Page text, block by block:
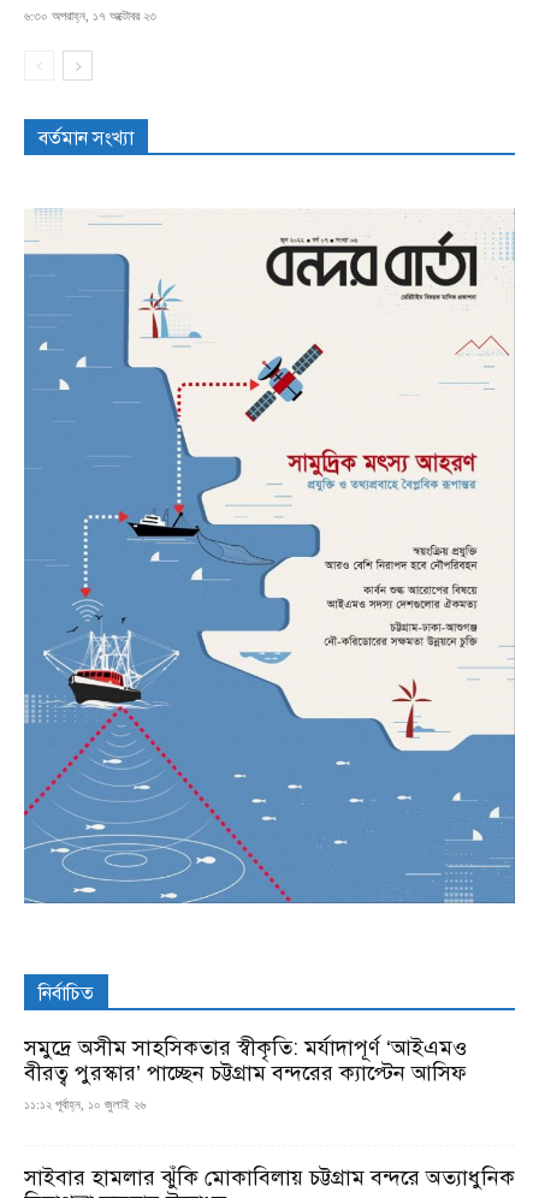
৬:৩০ অপরাহ্ন, ১৭ অক্টোবর ২৩
বর্তমান সংখ্যা
নির্বাচিত
সমুদ্রে অসীম সাহসিকতার স্বীকৃতি: মর্যাদাপূর্ণ ‘আইএমও
বীরত্ব পুরস্কার’ পাচ্ছেন চট্টগ্রাম বন্দরের ক্যাপ্টেন আসিফ
১১:১২ পূর্বাহ্ন, ১০ জুলাই ২৬
সাইবার হামলার ঝুঁকি মোকাবিলায় চট্টগ্রাম বন্দরে অত্যাধুনিক